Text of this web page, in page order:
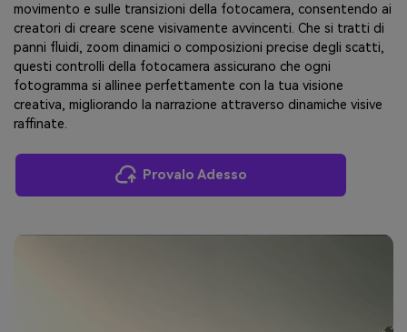
movimento e sulle transizioni della fotocamera, consentendo ai
creatori di creare scene visivamente avvincenti. Che si tratti di
panni fluidi, zoom dinamici o composizioni precise degli scatti,
questi controlli della fotocamera assicurano che ogni
fotogramma si allinee perfettamente con la tua visione
creativa, migliorando la narrazione attraverso dinamiche visive
raffinate.
Provalo Adesso